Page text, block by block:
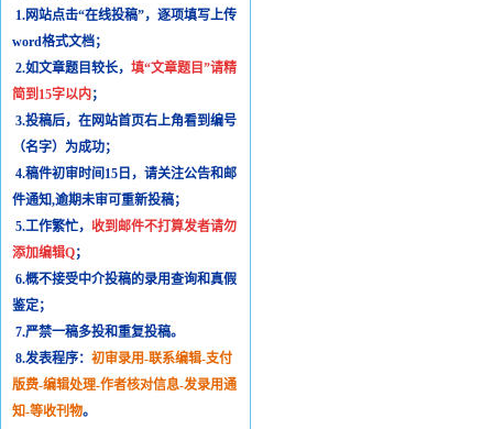
1.网站点击“在线投稿”，逐项填写上传
word格式文档；
2.如文章题目较长， 填“文章题目”请精
简到15字以内 ；
3.投稿后，在网站首页右上角看到编号
（名字）为成功；
4.稿件初审时间15日，请关注公告和邮
件通知,逾期未审可重新投稿；
5.工作繁忙， 收到邮件不打算发者请勿
添加编辑Q；
6.概不接受中介投稿的录用查询和真假
鉴定；
7.严禁一稿多投和重复投稿。
8.发表程序： 初审录用-联系编辑-支付
版费-编辑处理-作者核对信息-发录用通
知-等收刊物。